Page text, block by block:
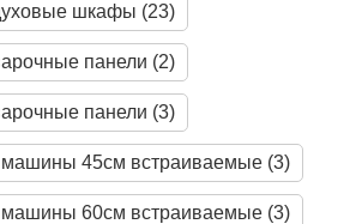
шкафы (23)
панели (2)
панели (3)
45см встраиваемые (3)
60см встраиваемые (3)